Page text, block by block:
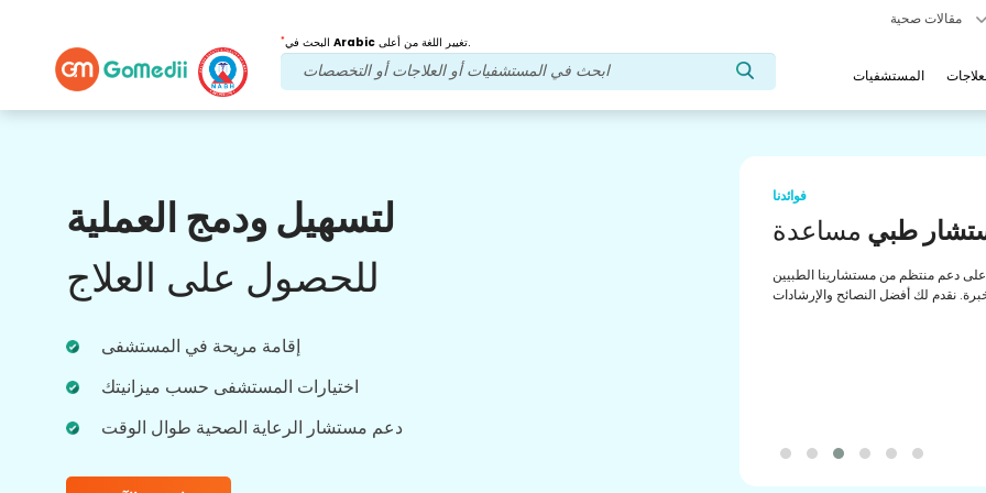
* Arabic تغيير اللغة من أعلى.
المستشفيات
لتسهيل ودمج العملية
للحصول على العلاج
إقامة مريحة في المستشفى
اختيارات المستشفى حسب ميزانيتك
دعم مستشار الرعاية الصحية طوال الوقت
بعد العلاجمتابعة الرعاية
احصل على دعم طبي ودعم للمرضى على مدار
الساعة طوال أيام الأسبوع مع فريقنا الذي يعالج
فوائدنا
طبي مساعدة
دعم منتظم من مستشارينا الطبيين